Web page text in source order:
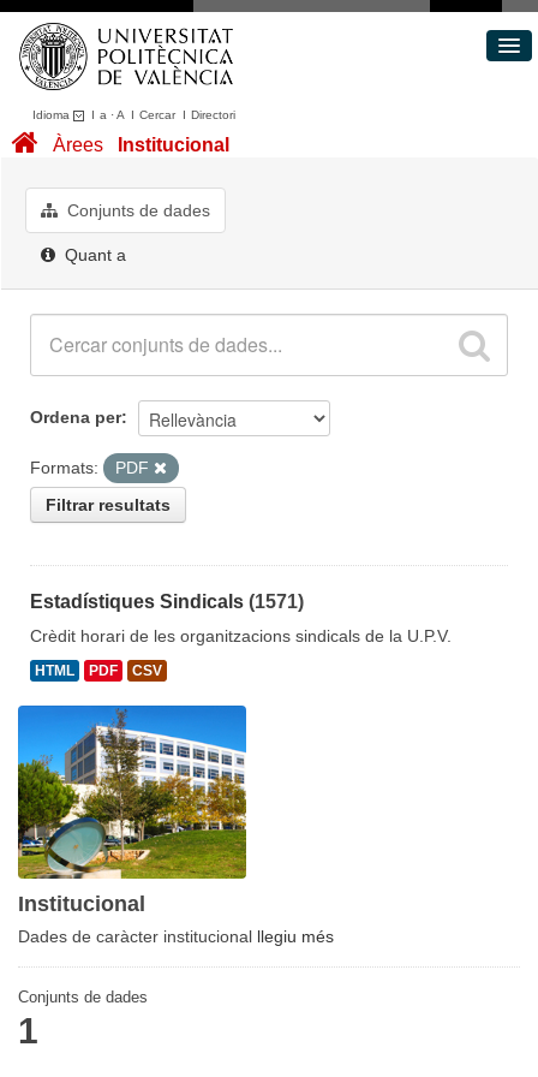
Idioma I a ·A I CercarI Directori
Conjunts de dades
Quant a
Àrees Institucional
Conjunts de dades
Quant a
Ordena per
Formats:
PDF
Filtrar resultats
Estadístiques Sindicals (1571)
Crèdit horari de les organitzacions sindicals de la U.P.V.
HTML PDF CSV
Institucional
Dades de caràcter institucional llegiu més
Conjunts de dades
1